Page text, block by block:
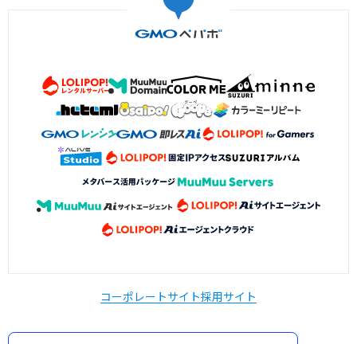
コーポレートサイト採用サイト